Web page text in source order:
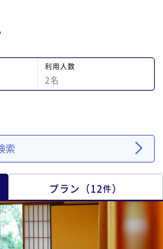
利用人数
2名
索
プラン （12件）